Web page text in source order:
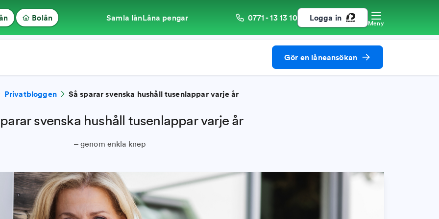
Bolån Samla lånLåna pengar 0771 - 13 13 10 Logga in
Meny
Gör en låneansökan
Privatbloggen Så sparar svenska hushåll tusenlappar varje år
svenska hushåll tusenlappar varje år
– genom enkla knep